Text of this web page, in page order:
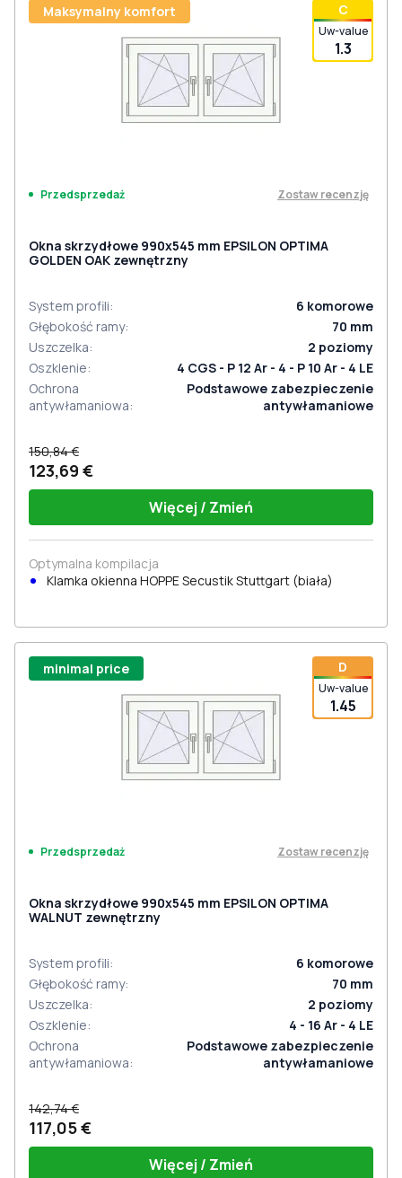
С
Uw-value
1.3
Maksymalny komfort
Przedsprzedaż Zostaw recenzję
Okna skrzydłowe 990x545 mm EPSILON OPTIMA
GOLDEN OAK zewnętrzny
System profili: 6 komorowe
Głębokość ramy: 70 mm
Uszczelka: 2 poziomy
Oszklenie:
4 CGS - P 12 Ar - 4 - P 10 Ar - 4 LE
Ochrona
antywłamaniowa:
Podstawowe zabezpieczenie
antywłamaniowe
150,84 €
123,69 €
Więcej / Zmień
Optymalna kompilacja
Klamka okienna HOPPE Secustik Stuttgart (biała)
D
Uw-value
1.45
minimal price
Przedsprzedaż Zostaw recenzję
Okna skrzydłowe 990x545 mm EPSILON OPTIMA
WALNUT zewnętrzny
System profili: 6 komorowe
Głębokość ramy: 70 mm
Uszczelka: 2 poziomy
Oszklenie:
4 - 16 Ar - 4 LE
Ochrona
antywłamaniowa:
Podstawowe zabezpieczenie
antywłamaniowe
142,74 €
117,05 €
Więcej / Zmień